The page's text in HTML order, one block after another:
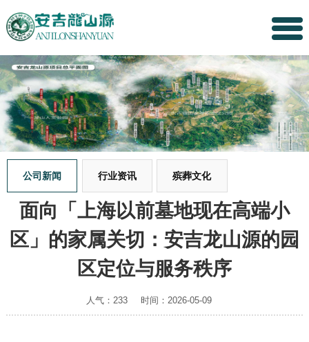
公司新闻 行业资讯 殡葬文化
面向「上海以前墓地现在高端小
区」的家属关切：安吉龙山源的园
区定位与服务秩序
人气：233 时间：2026-05-09